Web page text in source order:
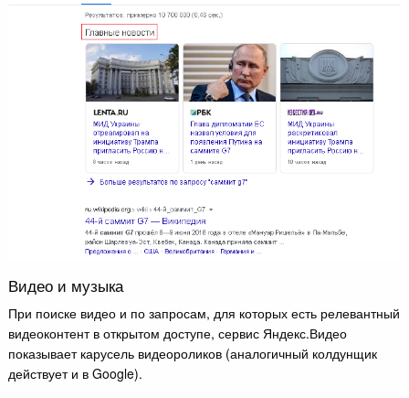
Видео и музыка
При поиске видео и по запросам, для которых есть релевантный
видеоконтент в открытом доступе, сервис Яндекс.Видео
показывает карусель видеороликов (аналогичный колдунщик
действует и в Google).